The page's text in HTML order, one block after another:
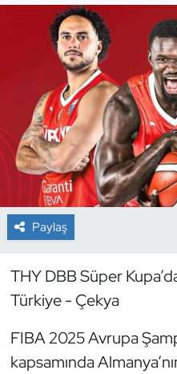
Paylaş
THY DBB Süper
Türkiye - Çekya
FIBA 2025 Avrupa
kapsamında
Buz Pateni
Çim Hokeyi
Cimnastik
Curling
Dağcılık
Dans Sporları
Dövüş Sanatı
E-Spor
Eskrim